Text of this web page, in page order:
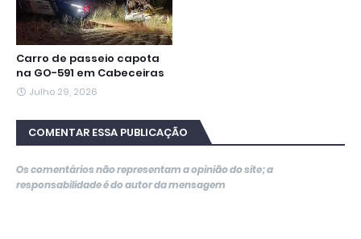
Carro de passeio capota
na GO-591 em Cabeceiras
Julho 29, 2026
COMENTAR ESSA PUBLICAÇÃO
Os comentários não representam a opinião do site; a
responsabilidade é do autor da mensagem